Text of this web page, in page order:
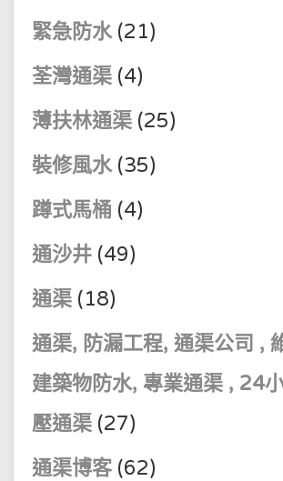
緊急防水(21)
荃灣通渠 (4)
薄扶林通渠 (25)
裝修風水(35)
蹲式馬桶 (4)
通沙井 (49)
通渠 (18)
通渠, 防漏工程, 通渠公司 ,
建築物防水, 專業通渠 , 24
壓通渠 (27)
通渠博客(62)